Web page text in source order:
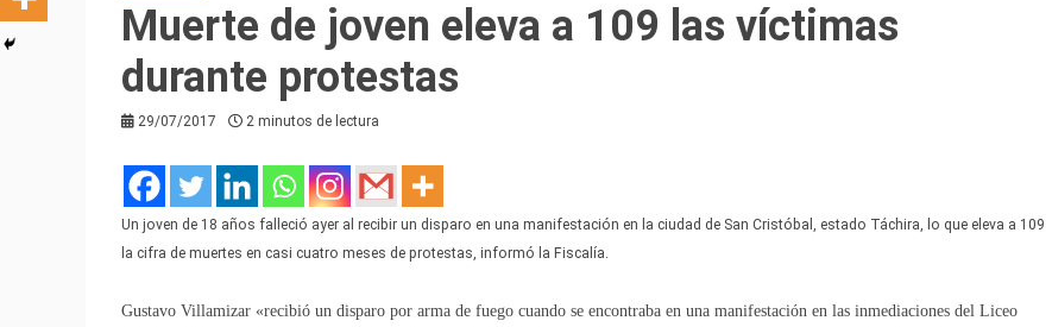
Muerte de joven eleva a 109 las víctimas
durante protestas
29/07/2017 2 minutos de lectura
Un joven de 18 años falleció ayer al recibir un disparo en una manifestación en la ciudad de San Cristóbal, estado Táchira, lo que eleva a 109
la cifra de muertes en casi cuatro meses de protestas, informó la Fiscalía.
Gustavo Villamizar «recibió un disparo por arma de fuego cuando se encontraba en una manifestación en las inmediaciones del Liceo